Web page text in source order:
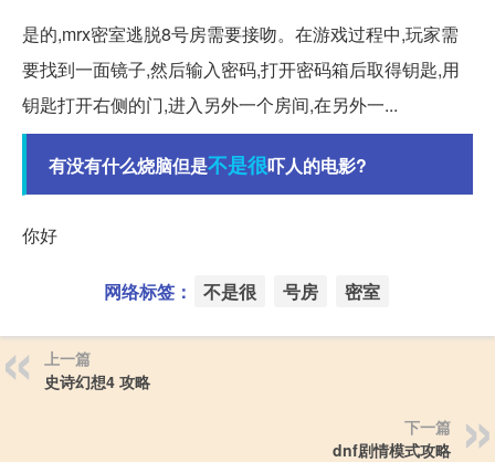
是的,mrx密室逃脱8号房需要接吻。在游戏过程中,玩家需
要找到一面镜子,然后输入密码,打开密码箱后取得钥匙,用
钥匙打开右侧的门,进入另外一个房间,在另外一...
有没有什么烧脑但是不是很吓人的电影?
你好
网络标签： 不是很 号房 密室
上一篇
史诗幻想4 攻略
下一篇
dnf剧情模式攻略